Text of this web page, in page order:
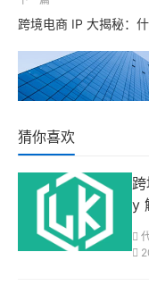
跨境电商 IP 大揭秘：
猜你喜欢
y